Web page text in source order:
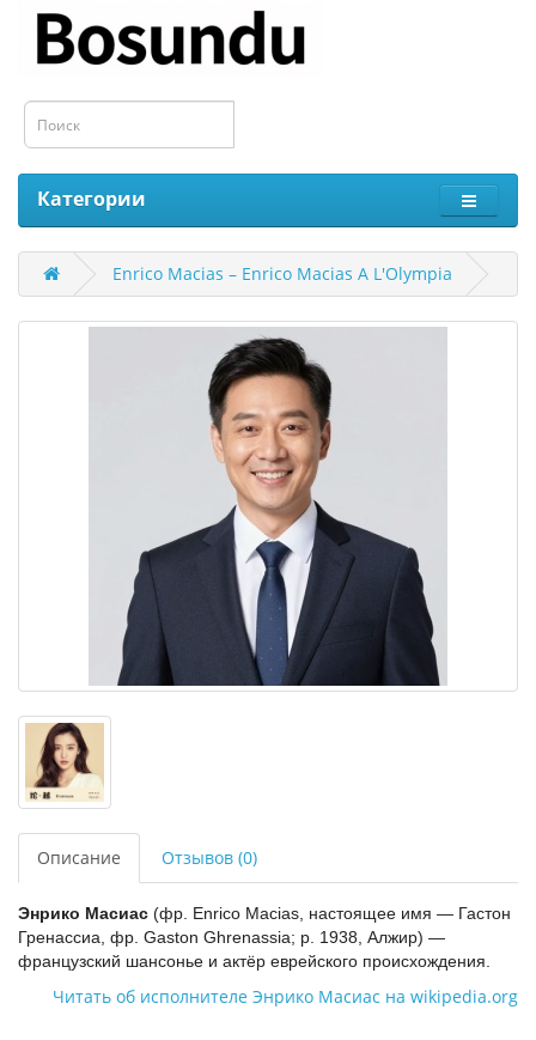
Категории
Enrico Macias ‎– Enrico Macias A L'Olympia
Описание Отзывов (0)
Энрико Масиас (фр. Enrico Macias, настоящее имя — Гастон
Гренассиа, фр. Gaston Ghrenassia; р. 1938, Алжир) —
французский шансонье и актёр еврейского происхождения.
Читать об исполнителе Энрико Масиас на wikipedia.org